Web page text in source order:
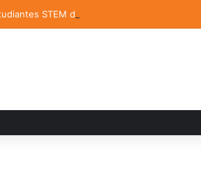
STEM de la UDLAP destacan en el